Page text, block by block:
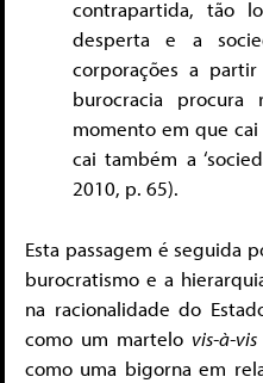
contrapartida, tão
desperta e a
corporações a
burocracia procura
momento em que cai
cai também a
2010, p. 65).
Esta passagem é seguida
burocratismo e a
na racionalidade do
como um martelo vis-à-vis
como uma bigorna em